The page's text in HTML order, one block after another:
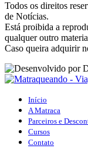
Todos os direitos
de Notícias.
Está proibida a
qualquer outro
Caso queira adquirir
Início
A Matraca
Parceiros e
Cursos
Contato